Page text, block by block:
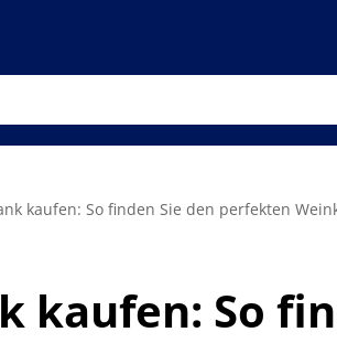
kaufen: So finden Sie den perfekten
kaufen: So